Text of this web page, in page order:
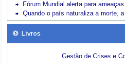
Fórum Mundial alerta para
Quando o país naturaliza a morte,
Livros
Gestão de Crises e